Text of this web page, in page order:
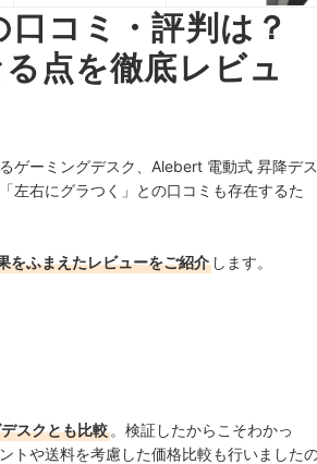
コミ・評判は？
点を徹底レビュ
ゲーミングデスク、Alebert 電動式 昇降デス
左右にグラつく」との口コミも存在するた
をふまえたレビューをご紹介 します。
スクとも比較 。検証したからこそわかっ
トや送料を考慮した価格比較も行いました